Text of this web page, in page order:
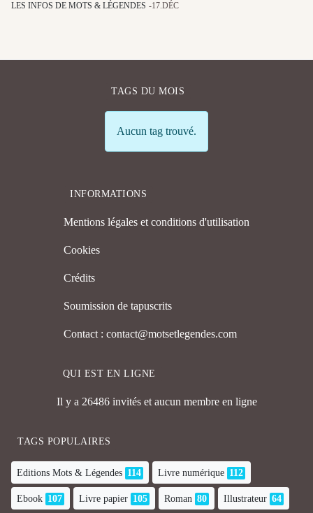
LES INFOS DE MOTS & LÉGENDES 17.DÉC
TAGS DU MOIS
Info
Aucun tag trouvé.
INFORMATIONS
Mentions légales et conditions d'utilisation
Cookies
Crédits
Soumission de tapuscrits
Contact : contact@motsetlegendes.com
QUI EST EN LIGNE
Il y a 26486 invités et aucun membre en ligne
TAGS POPULAIRES
Editions Mots & Légendes 114 Livre numérique 112
Ebook 107 Livre papier 105 Roman 80 Illustrateur 64